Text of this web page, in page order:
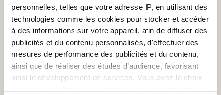
personnelles, telles que votre adresse IP, en utilisant des
technologies comme les cookies pour stocker et accéder
à des informations sur votre appareil, afin de diffuser des
publicités et du contenu personnalisés, d'effectuer des
mesures de performance des publicités et du contenu,
ainsi que de réaliser des études d’audience, favorisant
ainsi le développement de services. Vous avez le choix
Voir tous les cas clients
GUIDES
Voir tous les guides